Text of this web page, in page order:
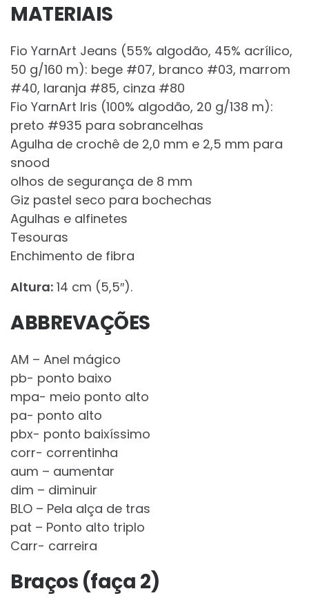
MATERIAIS
Fio YarnArt Jeans (55% algodão, 45% acrílico,
50 g/160 m): bege #07, branco #03, marrom
#40, laranja #85, cinza #80
Fio YarnArt Iris (100% algodão, 20 g/138 m):
preto #935 para sobrancelhas
Agulha de crochê de 2,0 mm e 2,5 mm para
snood
olhos de segurança de 8 mm
Giz pastel seco para bochechas
Agulhas e alfinetes
Tesouras
Enchimento de fibra
Altura: 14 cm (5,5″).
ABBREVAÇÕES
AM – Anel mágico
pb- ponto baixo
mpa- meio ponto alto
pa- ponto alto
pbx- ponto baixíssimo
corr- correntinha
aum – aumentar
dim – diminuir
BLO – Pela alça de tras
pat – Ponto alto triplo
Carr- carreira
Braços (faça 2)